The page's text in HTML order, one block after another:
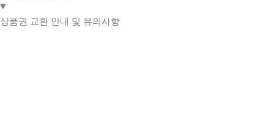
상품권 교환 안내 및 유의사항